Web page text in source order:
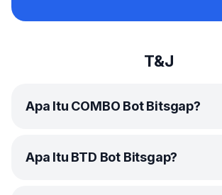
T&J
Apa Itu COMBO Bot Bitsgap?
COMBO botBitsgap adalah solusi trading
cerdas yang dirancang khusus trading
Apa Itu BTD Bot Bitsgap?